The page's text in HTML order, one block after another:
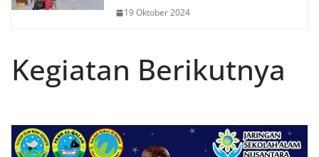
19 Oktober 2024
Kegiatan Berikutnya